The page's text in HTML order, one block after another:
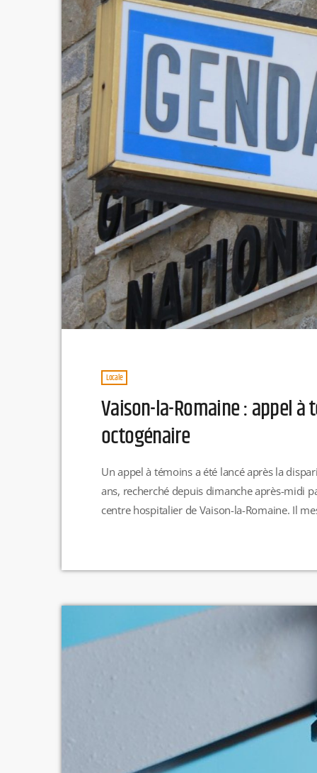
Locale
Vaison-la-Romaine : appel
octogénaire
Un appel à témoins a été lancé après la
ans, recherché depuis dimanche après-midi
centre hospitalier de Vaison-la-Romaine. Il